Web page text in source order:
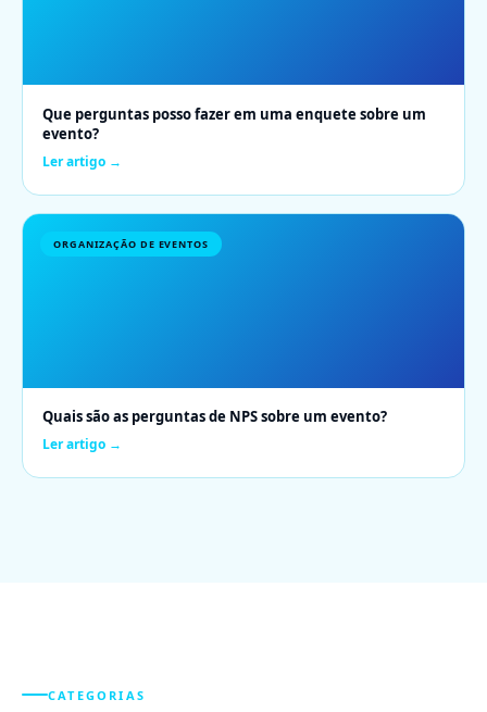
Que perguntas posso fazer em uma enquete sobre um
evento?
Ler artigo →
ORGANIZAÇÃO DE EVENTOS
Quais são as perguntas de NPS sobre um evento?
Ler artigo →
CATEGORIAS